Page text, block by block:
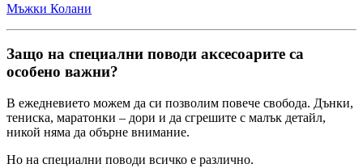
Мъжки Колани
Защо на специални поводи аксесоарите са
особено важни?
В ежедневието можем да си позволим повече свобода. Дънки,
тениска, маратонки – дори и да сгрешите с малък детайл,
никой няма да обърне внимание.
Но на специални поводи всичко е различно.